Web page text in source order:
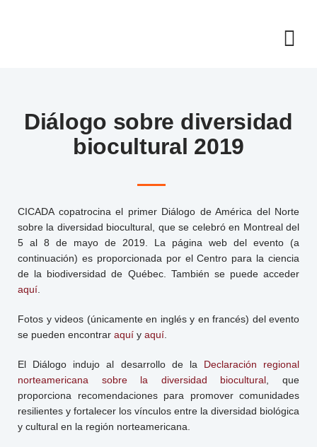
Diálogo sobre diversidad
biocultural 2019
CICADA copatrocina el primer Diálogo de América del Norte
sobre la diversidad biocultural, que se celebró en Montreal del
5 al 8 de mayo de 2019. La página web del evento (a
continuación) es proporcionada por el Centro para la ciencia
de la biodiversidad de Québec. También se puede acceder
aquí
Fotos y videos (únicamente en inglés y en francés) del evento
se pueden encontrar aquí y aquí
El Diálogo indujo al desarrollo de la Declaración regional
norteamericana sobre la diversidad biocultural , que
proporciona recomendaciones para promover comunidades
resilientes y fortalecer los vínculos entre la diversidad biológica
y cultural en la región norteamericana.